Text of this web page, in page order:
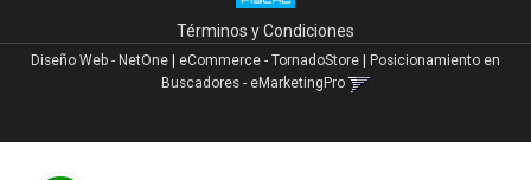
Términos y Condiciones
Diseño Web - NetOne eCommerce - TornadoStore
Posicionamiento en
Buscadores - eMarketingPro